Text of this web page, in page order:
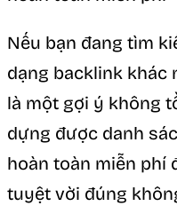
Nếu bạn đang tìm
dạng backlink khác
là một gợi ý không
dựng được danh
hoàn toàn miễn phí
tuyệt vời đúng